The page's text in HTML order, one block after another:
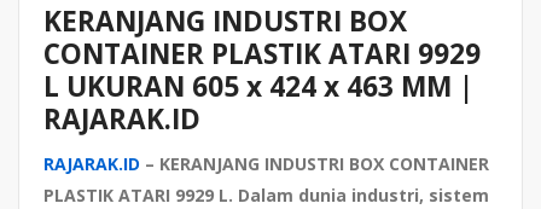
KERANJANG INDUSTRI BOX
CONTAINER PLASTIK ATARI 9929
L UKURAN 605 x 424 x 463 MM |
RAJARAK.ID
RAJARAK.ID – KERANJANG INDUSTRI BOX CONTAINER
PLASTIK ATARI 9929 L. Dalam dunia industri, sistem